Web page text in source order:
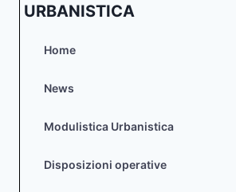
URBANISTICA
Home
News
Modulistica Urbanistica
Disposizioni operative